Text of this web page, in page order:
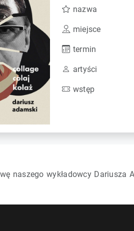
nazwa
miejsce
termin
artyści
wstęp
naszego wykładowcy Dariusza